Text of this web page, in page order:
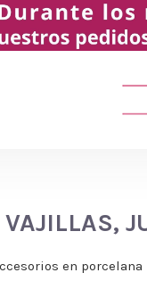
en porcelana